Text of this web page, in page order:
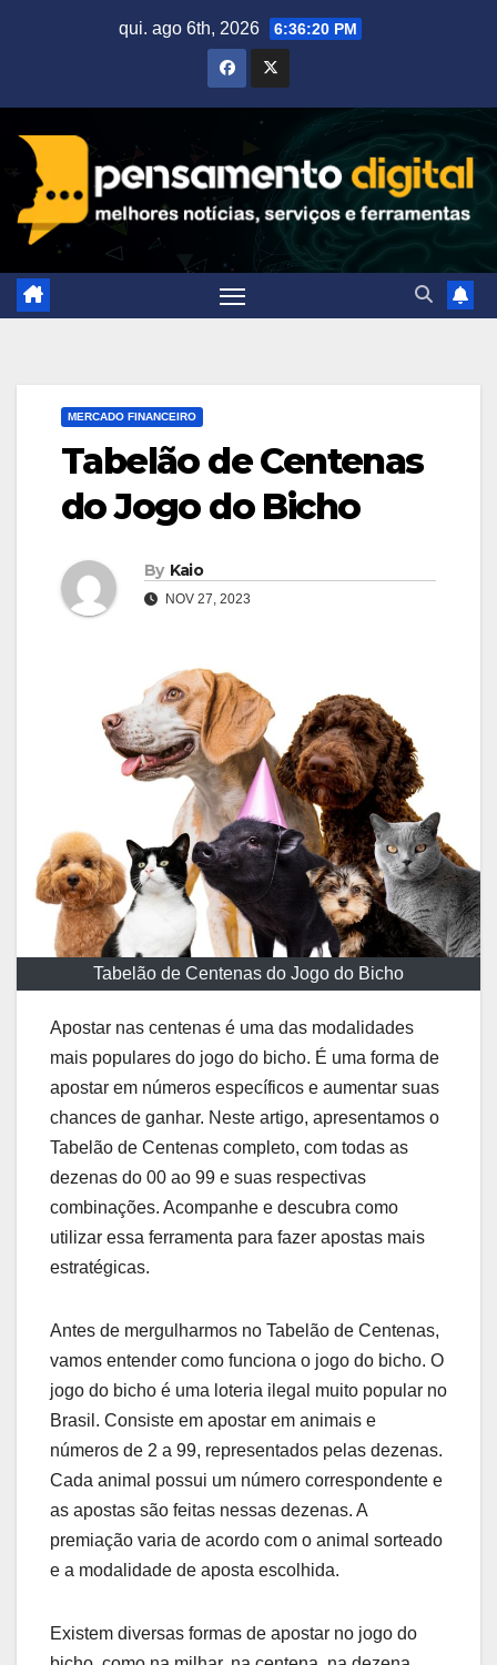
qui. ago 6th, 2026 6:36:21 PM
MERCADO FINANCEIRO
Tabelão de Centenas
do Jogo do Bicho
By Kaio
NOV 27, 2023
Tabelão de Centenas do Jogo do Bicho
Apostar nas centenas é uma das modalidades
mais populares do jogo do bicho. É uma forma de
apostar em números específicos e aumentar suas
chances de ganhar. Neste artigo, apresentamos o
Tabelão de Centenas completo, com todas as
dezenas do 00 ao 99 e suas respectivas
combinações. Acompanhe e descubra como
utilizar essa ferramenta para fazer apostas mais
estratégicas.
Antes de mergulharmos no Tabelão de Centenas,
vamos entender como funciona o jogo do bicho. O
jogo do bicho é uma loteria ilegal muito popular no
Brasil. Consiste em apostar em animais e
números de 2 a 99, representados pelas dezenas.
Cada animal possui um número correspondente e
as apostas são feitas nessas dezenas. A
premiação varia de acordo com o animal sorteado
e a modalidade de aposta escolhida.
Existem diversas formas de apostar no jogo do